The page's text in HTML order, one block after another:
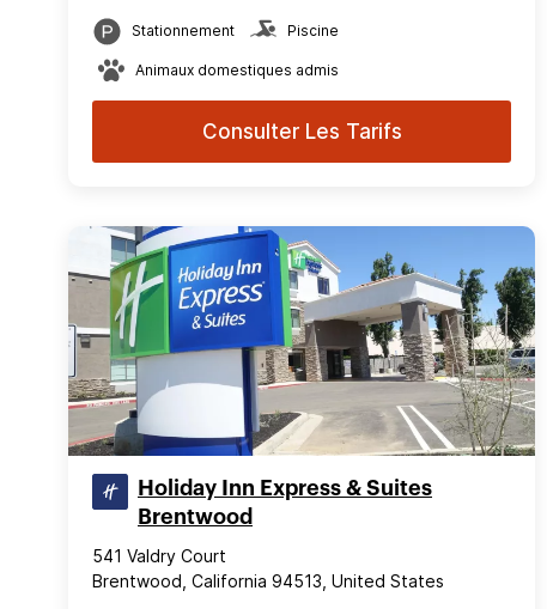
Stationnement Piscine
Animaux domestiques admis
Consulter Les Tarifs
Holiday Inn Express & Suites
Brentwood
541 Valdry Court
Brentwood, California 94513, United States